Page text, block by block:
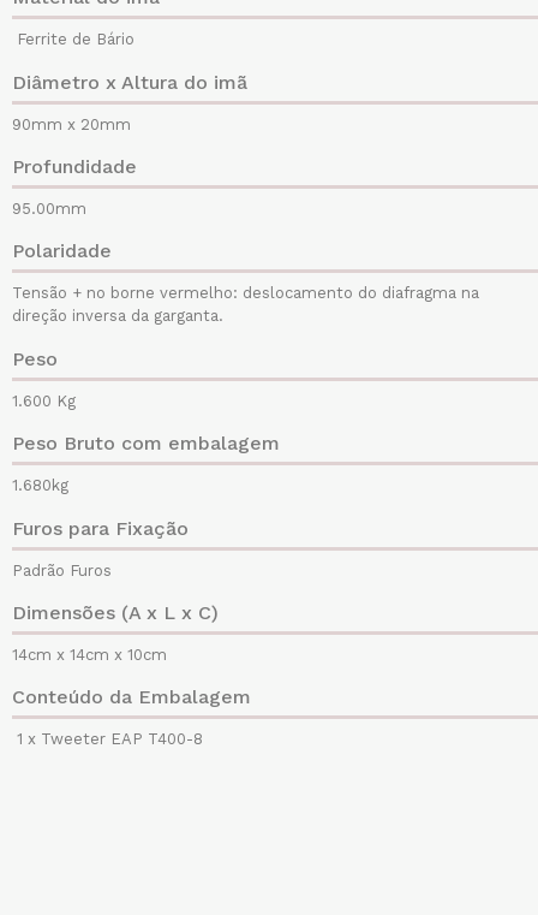
Ferrite de Bário
Diâmetro x Altura do imã
90mm x 20mm
Profundidade
95.00mm
Polaridade
Tensão + no borne vermelho: deslocamento do diafragma na
direção inversa da garganta.
Peso
1.600 Kg
Peso Bruto com embalagem
1.680kg
Furos para Fixação
Padrão Furos
Dimensões (A x L x C)
14cm x 14cm x 10cm
Conteúdo da Embalagem
1 x Tweeter EAP T400-8